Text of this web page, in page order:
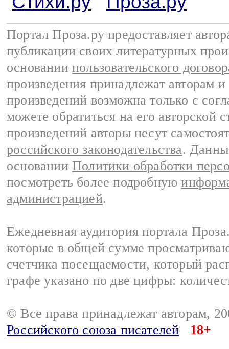
Портал Проза.ру предоставляет
публикации своих литературных
основании пользовательского
произведения принадлежат авторам
произведений возможна только с
можете обратиться на его авторской
произведений авторы несут
российского законодательства.
основании Политики обработки
посмотреть более подробную
администрацией.
Ежедневная аудитория портала
которые в общей сумме
счетчика посещаемости, который
графе указано по две цифры:
© Все права принадлежат авторам,
Российского союза писателей
18+